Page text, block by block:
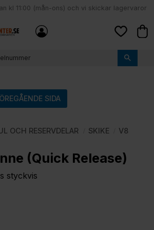
kl 11:00 (mån-ons) och vi skickar lagervaror
SIDA
OCH RESERVDELAR SKIKE
V8
(Quick Release)
styckvis